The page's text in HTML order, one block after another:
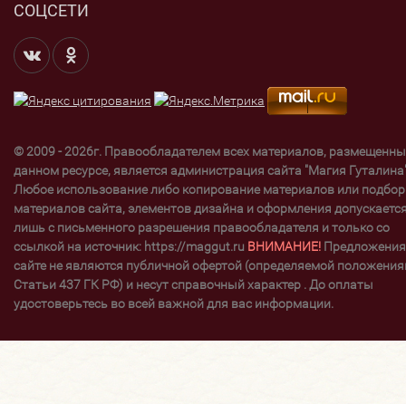
СОЦСЕТИ
© 2009 - 2026г. Правообладателем всех материалов,
данном ресурсе, является администрация сайта "Магия
Любое использование либо копирование материалов или
материалов сайта, элементов дизайна и оформления
лишь с письменного разрешения правообладателя и только со
ссылкой на источник: https://maggut.ru ВНИМАНИЕ!
сайте не являются публичной офертой (определяемой
Статьи 437 ГК РФ) и несут справочный характер . До оплаты
удостоверьтесь во всей важной для вас информации.